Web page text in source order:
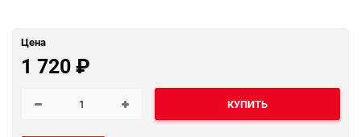
Цена
1 720₽
КУПИТЬ